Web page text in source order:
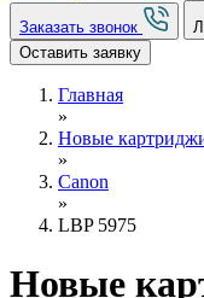
Заказать звонок
Оставить заявку
Главная
»
Новые
»
Canon
»
LBP 5975
Новые